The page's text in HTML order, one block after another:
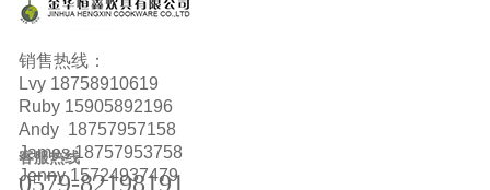
销售热线：
Lvy 18758910619
Ruby 15905892196
Andy 18757957158
James 18757953758
Jenny 15724937479
客服热线
0579-82198191